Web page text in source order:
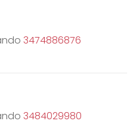
3474886876
3484029980